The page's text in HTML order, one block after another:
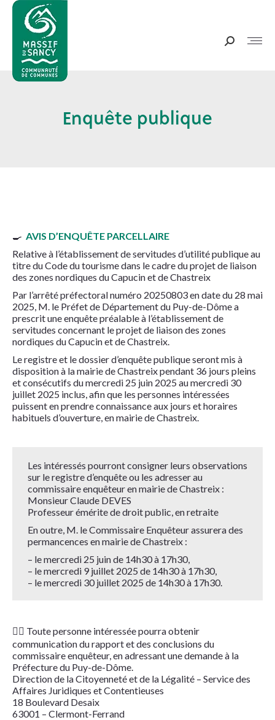
Recherche
Enquête publique
Vous êtes ici :
🍳 AVIS D’ENQUÊTE PARCELLAIRE
Relative à l’établissement de servitudes d’utilité publique au
titre du Code du tourisme dans le cadre du projet de liaison
des zones nordiques du Capucin et de Chastreix
Par l’arrêté préfectoral numéro 20250803 en date du 28 mai
2025, M. le Préfet de Département du Puy-de-Dôme a
prescrit une enquête préalable à l’établissement de
servitudes concernant le projet de liaison des zones
nordiques du Capucin et de Chastreix.
Le registre et le dossier d’enquête publique seront mis à
disposition à la mairie de Chastreix pendant 36 jours pleins
et consécutifs du mercredi 25 juin 2025 au mercredi 30
juillet 2025 inclus, afin que les personnes intéressées
puissent en prendre connaissance aux jours et horaires
habituels d’ouverture, en mairie de Chastreix.
Les intéressés pourront consigner leurs observations
sur le registre d’enquête ou les adresser au
commissaire enquêteur en mairie de Chastreix :
Monsieur Claude DEVES
Professeur émérite de droit public, en retraite
En outre, M. le Commissaire Enquêteur assurera des
permancences en mairie de Chastreix :
– le mercredi 25 juin de 14h30 à 17h30,
– le mercredi 9 juillet 2025 de 14h30 à 17h30,
– le mercredi 30 juillet 2025 de 14h30 à 17h30.
👉🏻 Toute personne intéressée pourra obtenir
communication du rapport et des conclusions du
commissaire enquêteur, en adressant une demande à la
Préfecture du Puy-de-Dôme.
Direction de la Citoyenneté et de la Légalité – Service des
Affaires Juridiques et Contentieuses
18 Boulevard Desaix
63001 – Clermont-Ferrand
Panneau de gestion des cookies